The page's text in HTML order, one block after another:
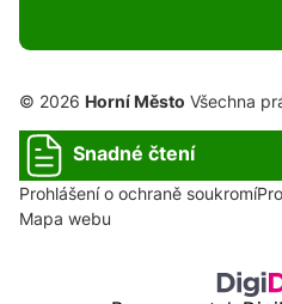
© 2026 Horní Město Všechna
Snadné čtení
Prohlášení o ochraně soukromí
Mapa webu